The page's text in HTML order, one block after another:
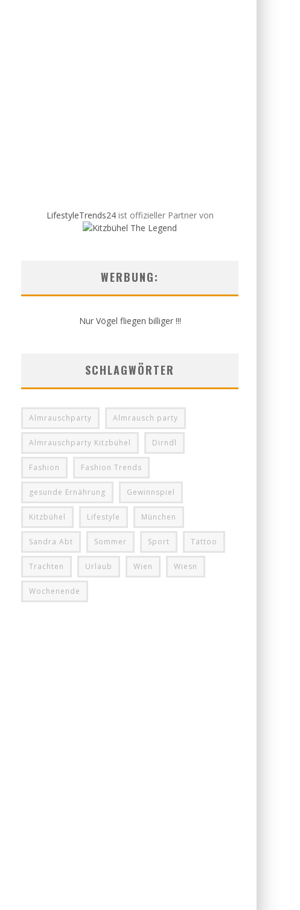
LifestyleTrends24ist offizieller Partner von
WERBUNG:
Nur Vögel fliegen billiger !!!
SCHLAGWÖRTER
Almrauschparty Almrausch party
Almrauschparty Kitzbühel Dirndl
Fashion Fashion Trends
gesunde Ernährung Gewinnspiel
Kitzbühel Lifestyle München
Sandra Abt Sommer Sport Tattoo
Trachten Urlaub Wien Wiesn
Wochenende